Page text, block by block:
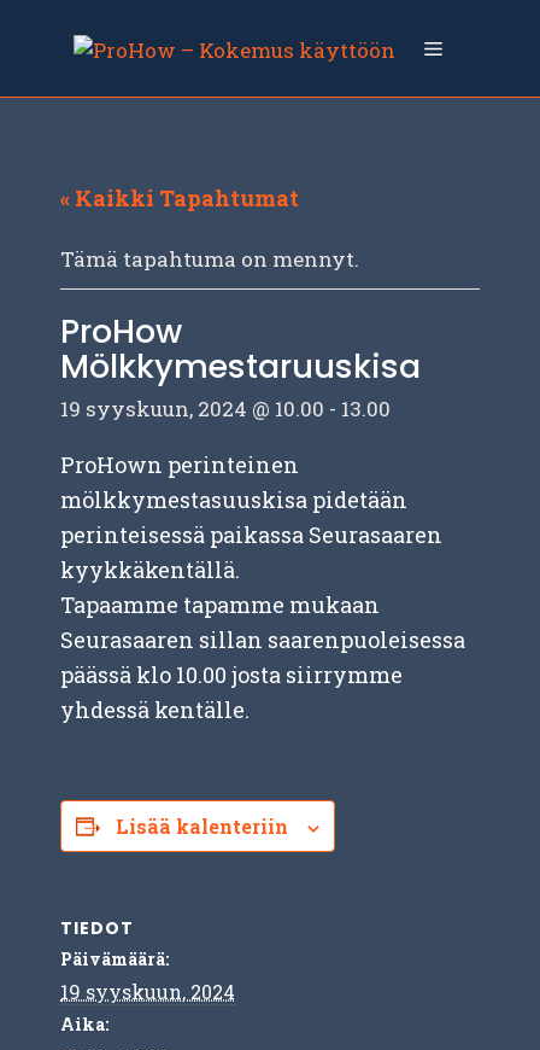
sisältöön
Valikko
« Kaikki Tapahtumat
Tämä tapahtuma on mennyt.
ProHow
Mölkkymestaruuskisa
19 syyskuun, 2024 @ 10.00 - 13.00
ProHown perinteinen
mölkkymestasuuskisa pidetään
perinteisessä paikassa Seurasaaren
kyykkäkentällä.
Tapaamme tapamme mukaan
Seurasaaren sillan saarenpuoleisessa
päässä klo 10.00 josta siirrymme
yhdessä kentälle.
Lisää kalenteriin
TIEDOT
Päivämäärä:
19 syyskuun, 2024
Aika: